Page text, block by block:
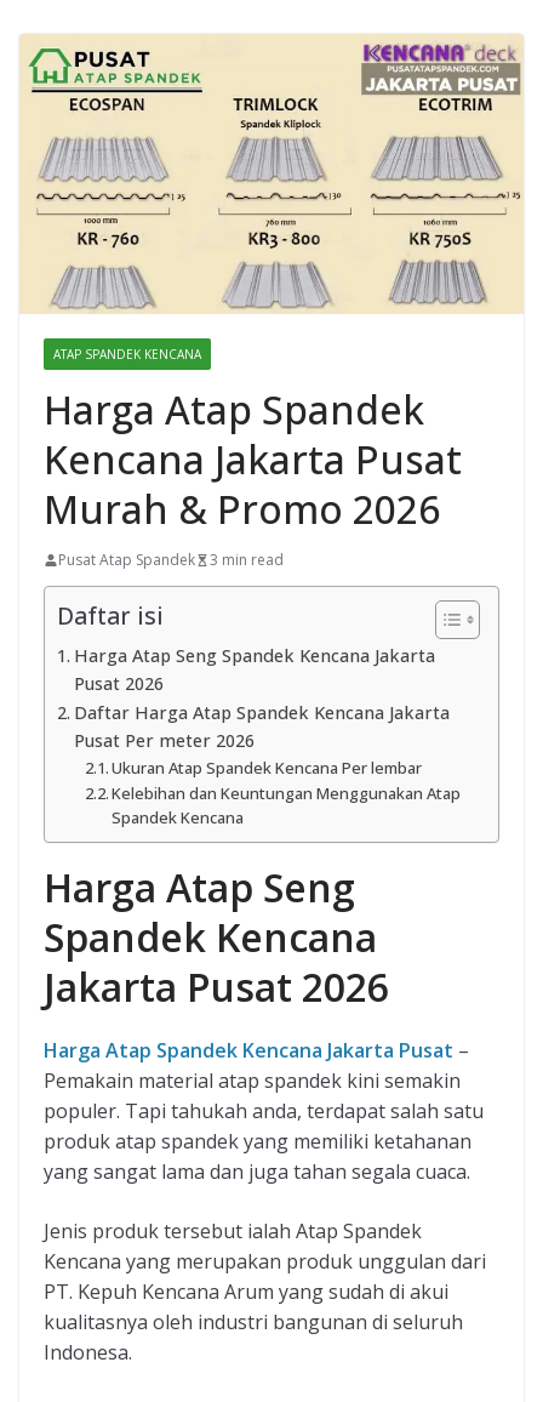
ATAP SPANDEK KENCANA
Harga Atap Spandek
Kencana Jakarta Pusat
Murah & Promo 2026
Pusat Atap Spandek 3 min read
Daftar isi
Harga Atap Seng Spandek Kencana Jakarta
Pusat 2026
Daftar Harga Atap Spandek Kencana Jakarta
Pusat Per meter 2026
Ukuran Atap Spandek Kencana Per lembar
Kelebihan dan Keuntungan Menggunakan Atap
Spandek Kencana
Harga Atap Seng
Spandek Kencana
Jakarta Pusat 2026
Harga Atap Spandek Kencana Jakarta Pusat –
Pemakain material atap spandek kini semakin
populer. Tapi tahukah anda, terdapat salah satu
produk atap spandek yang memiliki ketahanan
yang sangat lama dan juga tahan segala cuaca.
Jenis produk tersebut ialah Atap Spandek
Kencana yang merupakan produk unggulan dari
PT. Kepuh Kencana Arum yang sudah di akui
kualitasnya oleh industri bangunan di seluruh
Indonesa.